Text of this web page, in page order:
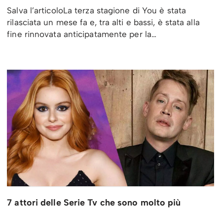
Salva l’articoloLa terza stagione di You è stata
rilasciata un mese fa e, tra alti e bassi, è stata alla
fine rinnovata anticipatamente per la…
7 attori delle Serie Tv che sono molto più